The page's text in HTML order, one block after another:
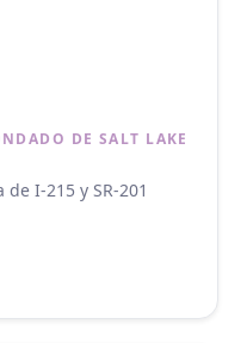
DE SALT LAKE
I-215 y SR-201